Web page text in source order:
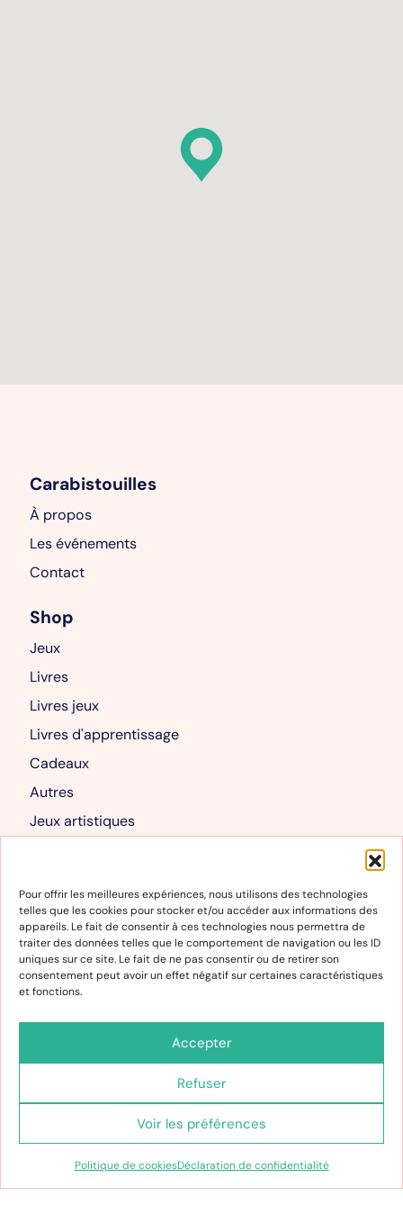
Pour offrir les meilleures expériences, nous utilisons des technologies
telles que les cookies pour stocker et/ou accéder aux informations des
appareils. Le fait de consentir à ces technologies nous permettra de
traiter des données telles que le comportement de navigation ou les ID
uniques sur ce site. Le fait de ne pas consentir ou de retirer son
consentement peut avoir un effet négatif sur certaines caractéristiques
et fonctions.
Accepter
Refuser
Voir les préférences
Politique de cookiesDéclaration de confidentialité
Carabistouilles
À propos
Les événements
Contact
Shop
Jeux
Livres
Livres jeux
Livres d'apprentissage
Cadeaux
Autres
Jeux artistiques
Mon compte
Mon compte
Panier
Informations
Déclaration de confidentialité